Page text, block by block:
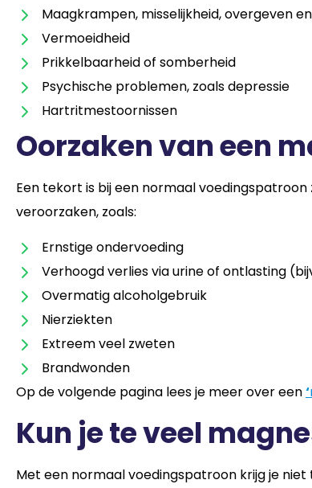
Maagkrampen, misselijkheid, overgeven
Vermoeidheid
Prikkelbaarheid of somberheid
Psychische problemen, zoals depressie
Hartritmestoornissen
Oorzaken van een
Een tekort is bij een normaal
veroorzaken, zoals:
Ernstige ondervoeding
Verhoogd verlies via urine of ontlasting
Overmatig alcoholgebruik
Nierziekten
Extreem veel zweten
Brandwonden
Op de volgende pagina lees je meer over een‘
Kun je te veel
Met een normaal voedingspatroon krijg je